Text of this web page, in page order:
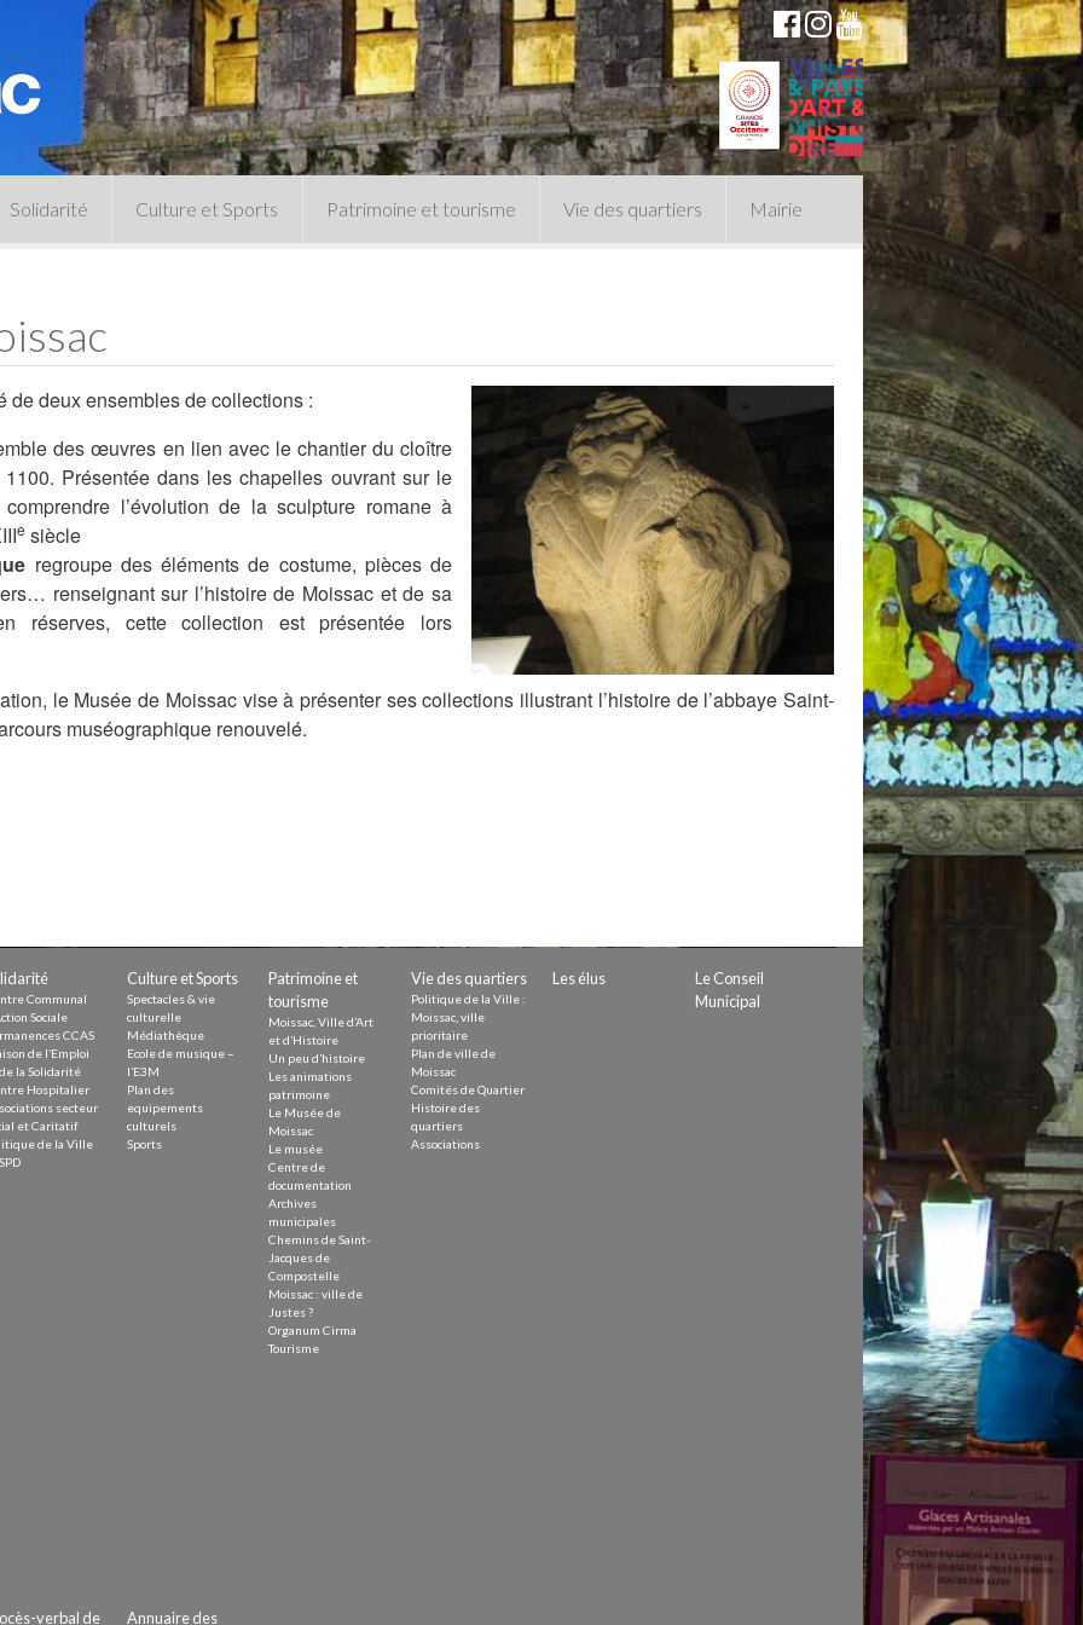
Solidarité
intrafamiliales
Culture et Sports
Clubs sportifs
Patrimoine et tourisme Vie des quartiers Mairie
Demande de subvention
Demande d’autorisation de tournage
Appels à projets
de deux ensembles de collections :
des œuvres en lien avec le chantier du cloître
Présentée dans les chapelles ouvrant sur le
l’évolution de la sculpture romane à
e siècle
regroupe des éléments de costume, pièces de
renseignant sur l’histoire de Moissac et de sa
réserves, cette collection est présentée lors
le Musée de Moissac vise à présenter ses collections illustrant l’histoire de l’abbaye Saint-
muséographique renouvelé.
Communal
Sociale
CCAS
de l’Emploi
la Solidarité
Hospitalier
secteur
et Caritatif
de la Ville
Culture et Sports
Spectacles & vie
culturelle
Médiathèque
Ecole de musique –
l’E3M
Plan des
equipements
culturels
Sports
Patrimoine et
tourisme
Moissac, Ville d’Art
et d’Histoire
Un peu d’histoire
Les animations
patrimoine
Le Musée de
Moissac
Le musée
Centre de
documentation
Archives
municipales
Chemins de Saint-
Jacques de
Compostelle
Moissac : ville de
Justes ?
Organum Cirma
Tourisme
Vie des quartiers
Politique de la Ville :
Moissac, ville
prioritaire
Plan de ville de
Moissac
Comités de Quartier
Histoire des
quartiers
Associations
Les élus
Le Conseil
Municipal
verbal de Annuaire des